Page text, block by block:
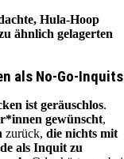
Hula-Hoop
ähnlich gelagerten
als No-Go-Inquits
ist geräuschlos.
gewünscht,
zurück,die nichts mit
als Inquit zu